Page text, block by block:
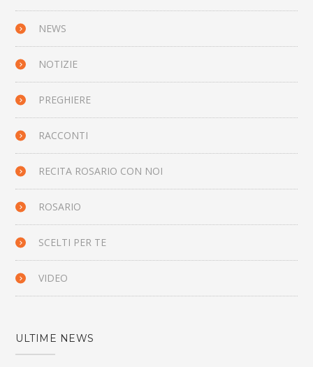
NEWS
NOTIZIE
PREGHIERE
RACCONTI
RECITA ROSARIO CON NOI
ROSARIO
SCELTI PER TE
VIDEO
ULTIME NEWS